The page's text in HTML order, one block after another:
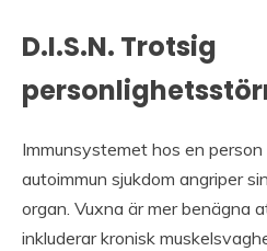
D.I.S.N. Trotsig
Immunsystemet hos en person
autoimmun sjukdom angriper
organ. Vuxna är mer benägna
inkluderar kronisk